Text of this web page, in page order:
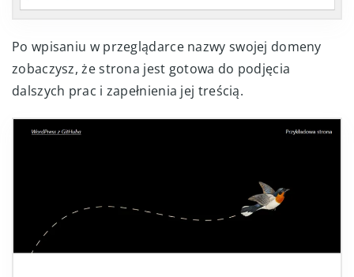
Po wpisaniu w przeglądarce nazwy swojej domeny
zobaczysz, że strona jest gotowa do podjęcia
dalszych prac i zapełnienia jej treścią.